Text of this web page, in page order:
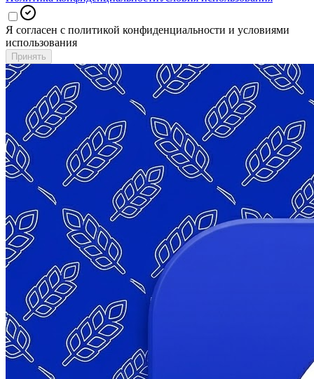
Я согласен с политикой конфиденциальности и условиями
использования
Принять